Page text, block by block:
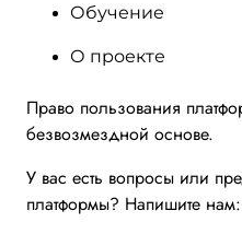
Обучение
О проекте
Право пользования
безвозмездной основе.
У вас есть вопросы или
платформы? Напишите нам: